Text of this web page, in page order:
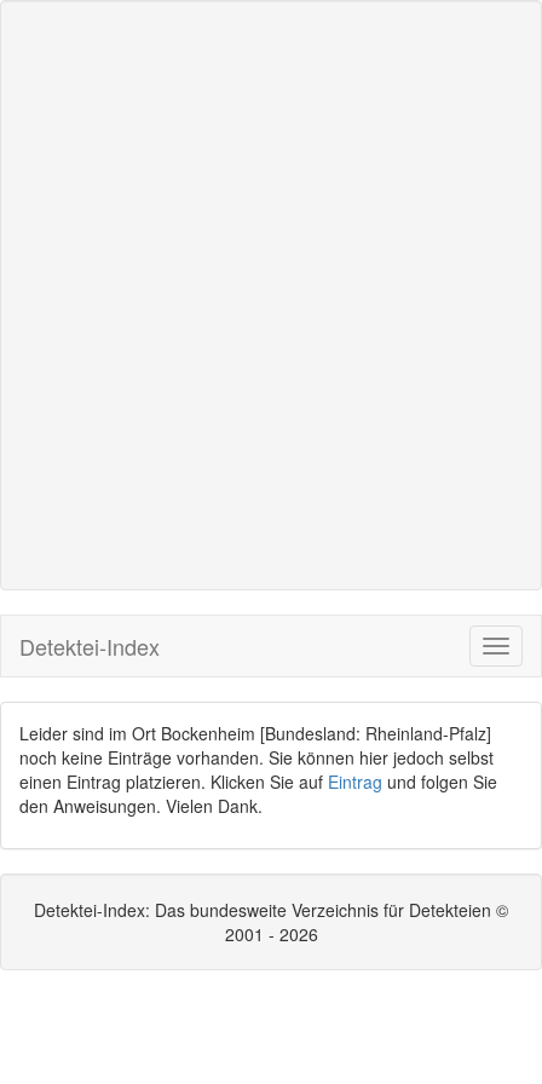
Detektei-Index
Leider sind im Ort Bockenheim [Bundesland: Rheinland-Pfalz]
noch keine Einträge vorhanden. Sie können hier jedoch selbst
einen Eintrag platzieren. Klicken Sie auf Eintrag und folgen Sie
den Anweisungen. Vielen Dank.
Detektei-Index: Das bundesweite Verzeichnis für Detekteien ©
2001 - 2026